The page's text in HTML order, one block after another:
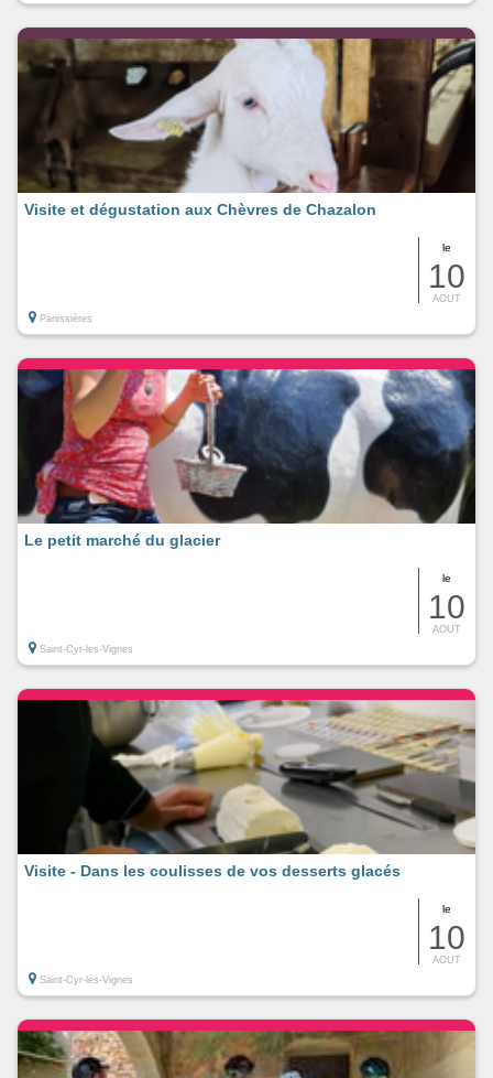
le
10
AOUT
Visite et dégustation aux Chèvres de Chazalon
Panissières
le
10
AOUT
Le petit marché du glacier
Saint-Cyr-les-Vignes
le
10
AOUT
Visite - Dans les coulisses de vos desserts glacés
Saint-Cyr-les-Vignes